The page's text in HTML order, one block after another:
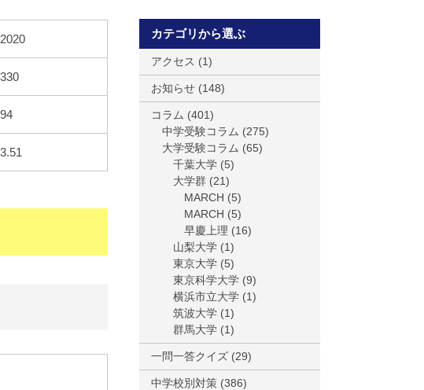
2020
330
94
3.51
カテゴリから選ぶ
アクセス (1)
お知らせ (148)
コラム (401)
中学受験コラム (275)
大学受験コラム (65)
千葉大学 (5)
大学群 (21)
MARCH (5)
MARCH (5)
早慶上理 (16)
山梨大学 (1)
東京大学 (5)
東京科学大学 (9)
横浜市立大学 (1)
筑波大学 (1)
群馬大学 (1)
一問一答クイズ (29)
中学校別対策 (386)